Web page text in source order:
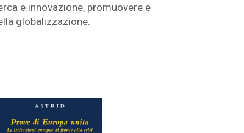
e innovazione, promuovere e
globalizzazione.